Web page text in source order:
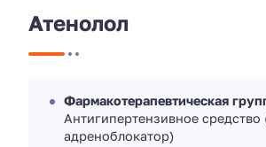
Атенолол
Фармакотерапевтическая
Антигипертензивное средство
адреноблокатор)